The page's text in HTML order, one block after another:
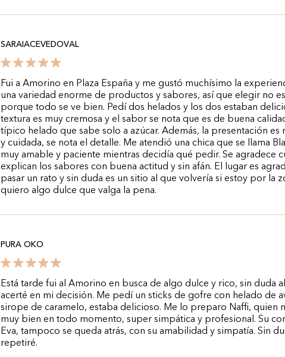
SARAIACEVEDOVAL
Fui a Amorino en Plaza España y me gustó muchísimo la
una variedad enorme de productos y sabores, así que elegir no es
porque todo se ve bien. Pedí dos helados y los dos estaban
textura es muy cremosa y el sabor se nota que es de buena
típico helado que sabe solo a azúcar. Además, la presentación es
y cuidada, se nota el detalle. Me atendió una chica que se llama
muy amable y paciente mientras decidía qué pedir. Se agradece
explican los sabores con buena actitud y sin afán. El lugar es
pasar un rato y sin duda es un sitio al que volvería si estoy por la
quiero algo dulce que valga la pena.
PURA OKO
Está tarde fui al Amorino en busca de algo dulce y rico, sin duda
acerté en mi decisión. Me pedí un sticks de gofre con helado de
sirope de caramelo, estaba delicioso. Me lo preparo Naffi, quien
muy bien en todo momento, super simpática y profesional. Su
Eva, tampoco se queda atrás, con su amabilidad y simpatía. Sin
repetiré.